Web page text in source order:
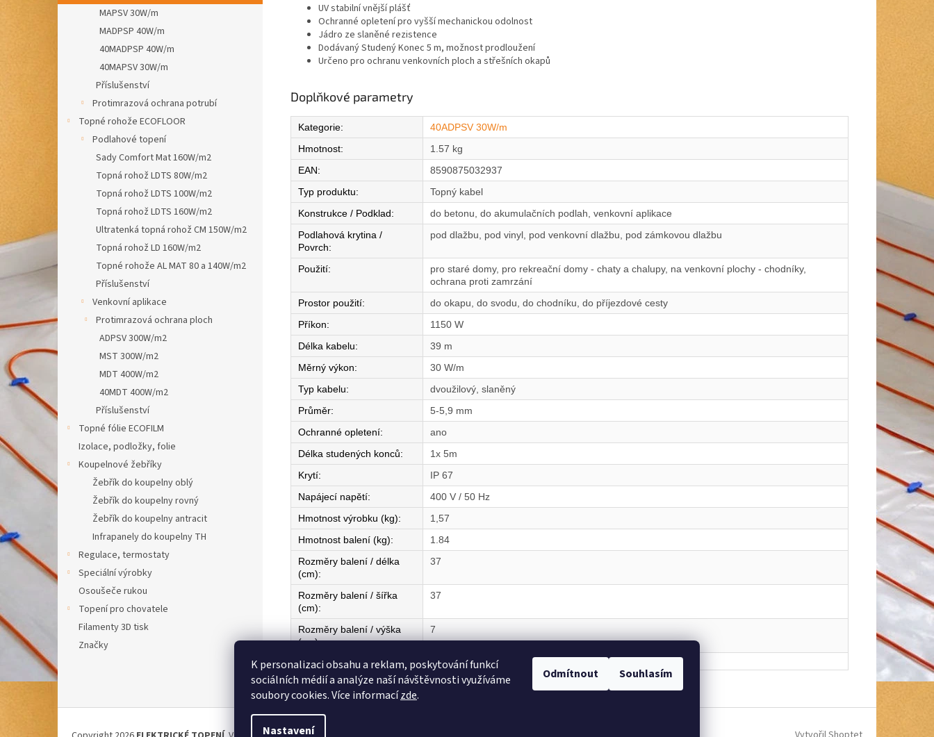
K personalizaci obsahu a reklam, poskytování funkcí
sociálních médií a analýze naší návštěvnosti využíváme
soubory cookies. Více informacízde.
Nastavení
Odmítnout Souhlasím
MAPSV 30W/m
MADPSP 40W/m
40MADPSP 40W/m
40MAPSV 30W/m
Příslušenství
Protimrazová ochrana potrubí
Topné rohože ECOFLOOR
Podlahové topení
Sady Comfort Mat 160W/m2
Topná rohož LDTS 80W/m2
Topná rohož LDTS 100W/m2
Topná rohož LDTS 160W/m2
Ultratenká topná rohož CM 150W/m2
Topná rohož LD 160W/m2
Topné rohože AL MAT 80 a 140W/m2
Příslušenství
Venkovní aplikace
Protimrazová ochrana ploch
ADPSV 300W/m2
MST 300W/m2
MDT 400W/m2
40MDT 400W/m2
Příslušenství
Topné fólie ECOFILM
Izolace, podložky, folie
Koupelnové žebříky
Žebřík do koupelny oblý
Žebřík do koupelny rovný
Žebřík do koupelny antracit
Infrapanely do koupelny TH
Regulace, termostaty
Speciální výrobky
Osoušeče rukou
Topení pro chovatele
Filamenty 3D tisk
Značky
UV stabilní vnější plášť
Ochranné opletení pro vyšší mechanickou odolnost
Jádro ze slaněné rezistence
Dodávaný Studený Konec 5 m, možnost prodloužení
Určeno pro ochranu venkovních ploch a střešních okapů
Doplňkové parametry
Kategorie:
40ADPSV 30W/m
Hmotnost:
1.57 kg
EAN:
8590875032937
Typ produktu:
Topný kabel
Konstrukce / Podklad:
do betonu, do akumulačních podlah, venkovní aplikace
Podlahová krytina /
Povrch:
pod dlažbu, pod vinyl, pod venkovní dlažbu, pod zámkovou dlažbu
Použití:
pro staré domy, pro rekreační domy - chaty a chalupy, na venkovní plochy - chodníky,
ochrana proti zamrzání
Prostor použití:
do okapu, do svodu, do chodníku, do příjezdové cesty
Příkon:
1150 W
Délka kabelu:
39 m
Měrný výkon:
30 W/m
Typ kabelu:
dvoužilový, slaněný
Průměr:
5-5,9 mm
Ochranné opletení:
ano
Délka studených konců:
1x 5m
Krytí:
IP 67
Napájecí napětí:
400 V / 50 Hz
Hmotnost výrobku (kg):
1,57
Hmotnost balení (kg):
1.84
Rozměry balení / délka
(cm):
37
Rozměry balení / šířka
(cm):
37
Rozměry balení / výška
(cm):
7
Země původu: CZ